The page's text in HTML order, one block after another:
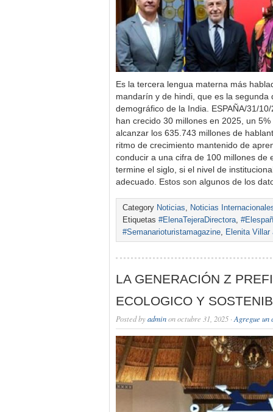
Es la tercera lengua materna más
mandarín y de hindi, que es la segunda
demográfico de la India. ESPAÑA/31/
han crecido 30 millones en 2025, un
alcanzar los 635.743 millones de
ritmo de crecimiento mantenido de
conducir a una cifra de 100 millones de
termine el siglo, si el nivel de
adecuado. Estos son algunos de los
Category Noticias, Noticias
Etiquetas #ElenaTejeraDirectora,
#Semanarioturistamagazine, Elenita
LA GENERACIÓN Z
ECOLOGICO Y
Posted byadminon octubre 31, 2025 · Agregue un